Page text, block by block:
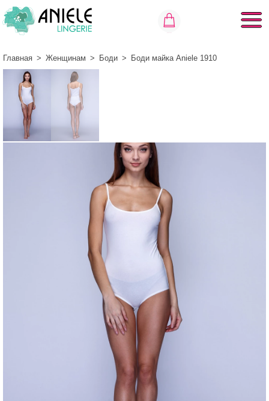
Главная > Женщинам > Боди > Боди майка Aniele 1910